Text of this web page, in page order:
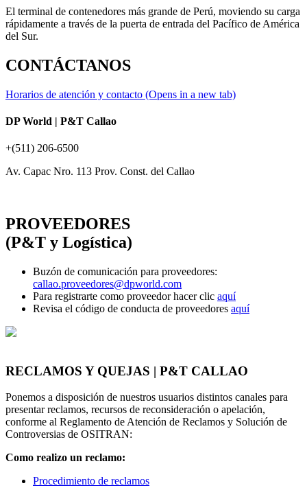
El terminal de contenedores más grande de Perú, moviendo su carga
rápidamente a través de la puerta de entrada del Pacífico de América
del Sur.
CONTÁCTANOS
Horarios de atención y contacto (Opens in a new tab)
DP World | P&T Callao
+(511) 206-6500
Av. Capac Nro. 113 Prov. Const. del Callao
PROVEEDORES
(P&T y Logística)
Buzón de comunicación para proveedores:
callao.proveedores@dpworld.com
Para registrarte como proveedor hacer clic aquí
Revisa el código de conducta de proveedores aquí
RECLAMOS Y QUEJAS | P&T CALLAO
Ponemos a disposición de nuestros usuarios distintos canales para
presentar reclamos, recursos de reconsideración o apelación,
conforme al Reglamento de Atención de Reclamos y Solución de
Controversias de OSITRAN:
Como realizo un reclamo:
Procedimiento de reclamos